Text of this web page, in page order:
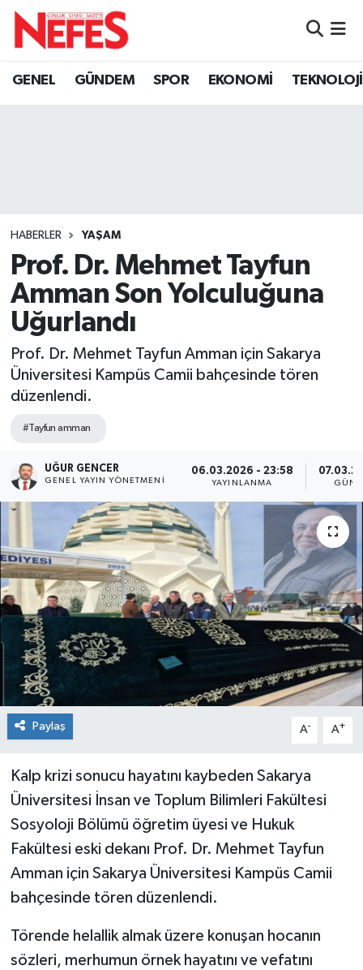
GENEL GÜNDEM SPOR EKONOMİ TEKNOLOJİ
HABERLER YAŞAM
Prof. Dr. Mehmet Tayfun
Amman Son Yolculuğuna
Uğurlandı
Prof. Dr. Mehmet Tayfun Amman için Sakarya
Üniversitesi Kampüs Camii bahçesinde tören
düzenlendi.
#Tayfun amman
UĞUR GENCER
GENEL YAYIN YÖNETMENI
06.03.2026 - 23:58
YAYINLANMA
Paylaş A- A+
Kalp krizi sonucu hayatını kaybeden Sakarya
Üniversitesi İnsan ve Toplum Bilimleri Fakültesi
Sosyoloji Bölümü öğretim üyesi ve Hukuk
Fakültesi eski dekanı Prof. Dr. Mehmet Tayfun
Amman için Sakarya Üniversitesi Kampüs Camii
bahçesinde tören düzenlendi.
Törende helallik almak üzere konuşan hocanın
sözleri, merhumun örnek hayatını ve vefatını
Hava Durumu
Tüm Manşetler
Son Dakika Haberleri
Haber Arşivi